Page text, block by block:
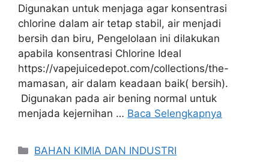
Digunakan untuk menjaga agar konsentrasi
chlorine dalam air tetap stabil, air menjadi
bersih dan biru, Pengelolaan ini dilakukan
apabila konsentrasi Chlorine Ideal
https://vapejuicedepot.com/collections/the-
mamasan, air dalam keadaan baik( bersih).
Digunakan pada air bening normal untuk
menjada kejernihan … Baca Selengkapnya
Kategori
BAHAN KIMIA DAN INDUSTRI